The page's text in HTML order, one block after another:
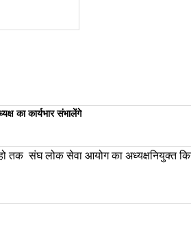
का कार्यभार संभालेंगे
तक संघलोकसेवाआयोगकाअध्यक्षनियुक्त